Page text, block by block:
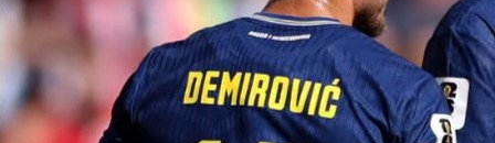
TRANSFER
15:04, 06.01.2026